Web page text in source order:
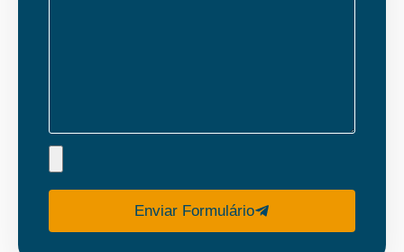
Enviar Formulário